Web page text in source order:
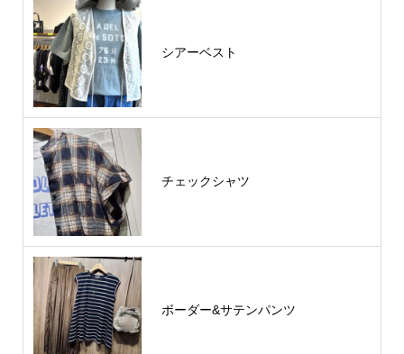
シアーベスト
チェックシャツ
ボーダー&サテンパンツ